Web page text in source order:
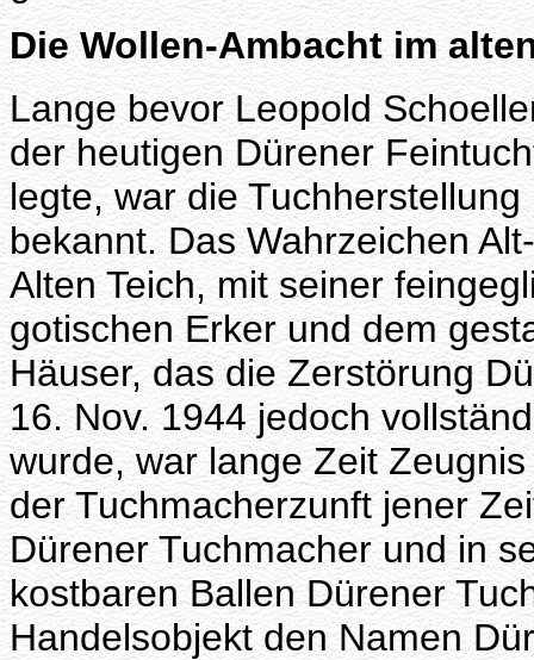
Die Wollen-Ambacht im
Lange bevor Leopold
der heutigen Dürener
legte, war die
bekannt. Das Wahrzeichen
Alten Teich, mit seiner
gotischen Erker und dem
Häuser, das die Zerstörung
16. Nov. 1944 jedoch
wurde, war lange Zeit
der Tuchmacherzunft jener
Dürener Tuchmacher und in
kostbaren Ballen Dürener
Handelsobjekt den Namen